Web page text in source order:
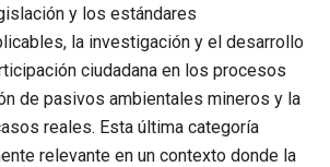
y los estándares
la investigación y el desarrollo
ciudadana en los procesos
de pasivos ambientales mineros y la
reales. Esta última categoría
relevante en un contexto donde la